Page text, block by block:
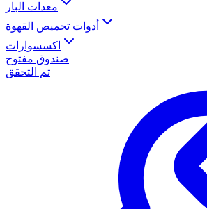
معدات البار
أدوات تحميص القهوة
اكسسوارات
صندوق مفتوح
تم التحقق